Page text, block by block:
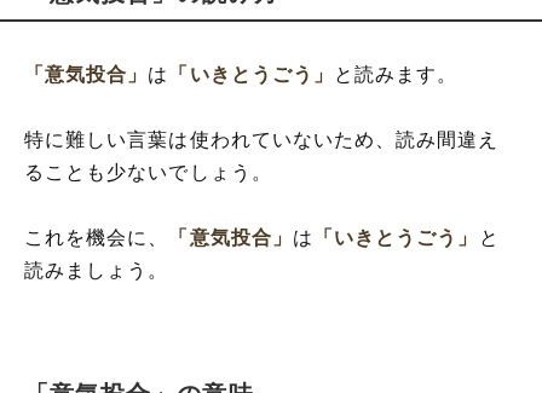
「意気投合」 は 「いきとうごう」 と読みます。
特に難しい言葉は使われていないため、読み間違え
ることも少ないでしょう。
これを機会に、 「意気投合」 は 「いきとうごう」
と
読みましょう。